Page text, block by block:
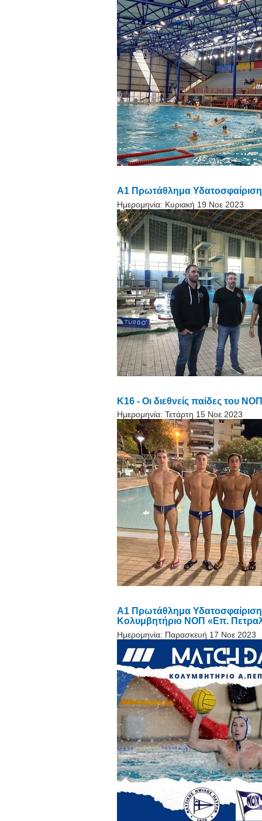
Α1 Πρωτάθλημα
Ημερομηνία: Κυριακή 19 Νοε 2023
Κ16 - Οι διεθνείς παίδες του ΝΟΠ
Ημερομηνία: Τετάρτη 15 Νοε 2023
Α1 Πρωτάθλημα
Κολυμβητήριο ΝΟΠ «Επ.
Ημερομηνία: Παρασκευή 17 Νοε 2023